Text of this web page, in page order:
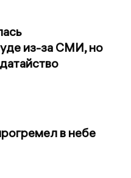
из-за СМИ, но
в небе